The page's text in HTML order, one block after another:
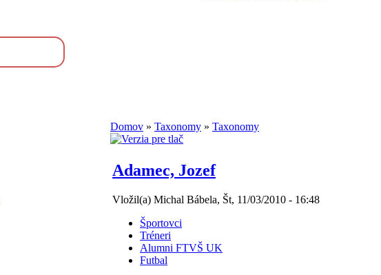
Domov » Taxonomy » Taxonomy
Adamec, Jozef
Vložil(a) Michal Bábela, Št, 11/03/2010 - 16:48
Športovci
Tréneri
Alumni FTVŠ UK
Futbal